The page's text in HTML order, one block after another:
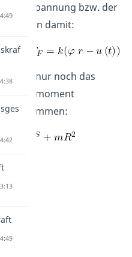
der Spannung bzw. der
erhalten damit:
wir nur noch das
A bestimmen: